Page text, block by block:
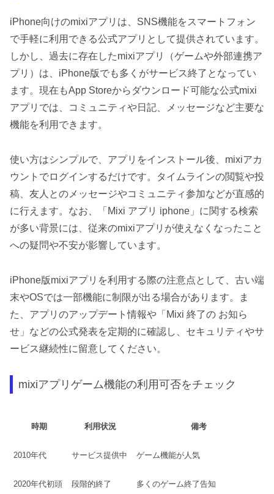
iPhone向けのmixiアプリは、SNS機能をスマートフォン
で手軽に利用できる公式アプリとして提供されています。
しかし、過去に存在したmixiアプリ（ゲームや外部連携ア
プリ）は、iPhone版でも多くがサービス終了となってい
ます。現在もApp Storeからダウンロード可能な公式mixi
アプリでは、コミュニティや日記、メッセージなど主要な
機能を利用できます。
使い方はシンプルで、アプリをインストール後、mixiアカ
ウントでログインするだけです。タイムラインの閲覧や投
稿、友人とのメッセージやコミュニティ参加などが直感的
に行えます。なお、「Mixi アプリ iphone」に関する検索
が多い背景には、従来のmixiアプリが使えなくなったこと
への疑問や不安が影響しています。
iPhone版mixiアプリを利用する際の注意点として、古い端
末やOSでは一部機能に制限が出る場合があります。ま
た、アプリのアップデート情報や「Mixi 終了の お知ら
せ」などの公式発表を定期的に確認し、セキュリティやサ
ービス継続性に留意してください。
mixiアプリゲーム機能の利用可否をチェック
時期 利用状況 備考
2010年代 サービス提供中 ゲーム機能が人気
2020年代初頭 段階的終了 多くのゲーム終了告知